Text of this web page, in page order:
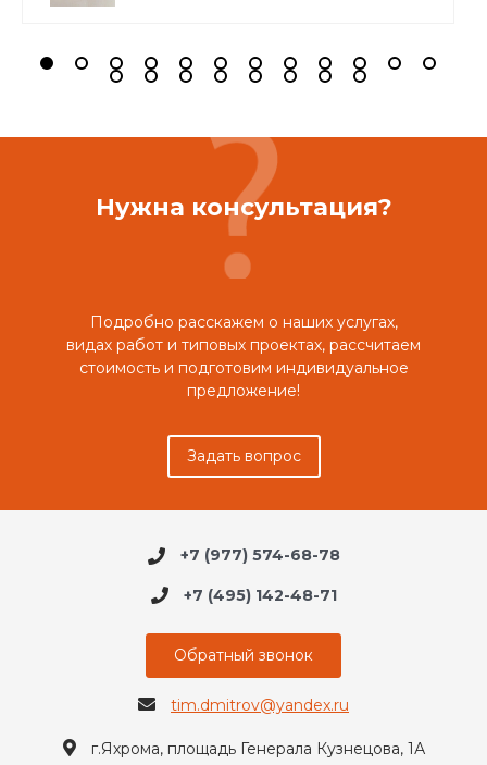
Нужна консультация?
Подробно расскажем о наших услугах,
видах работ и типовых проектах, рассчитаем
стоимость и подготовим индивидуальное
предложение!
Задать вопрос
+7 (977) 574-68-78
+7 (495) 142-48-71
Обратный звонок
tim.dmitrov@yandex.ru
г.Яхрома, площадь Генерала Кузнецова, 1А